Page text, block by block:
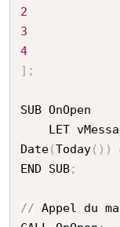
2
3
4
] ;
SUB OnOpen
LET
Date(Today( ) )
END SUB;
// Appel du